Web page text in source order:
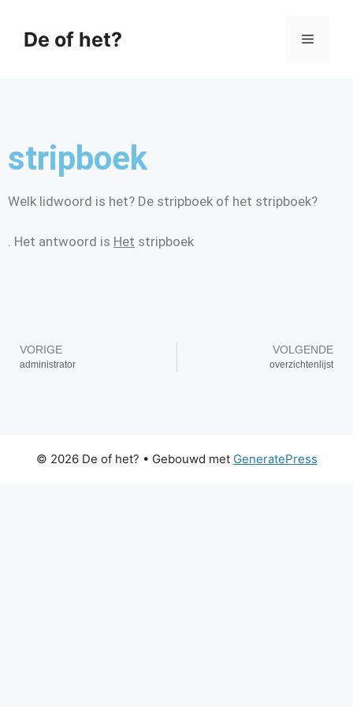
De of het?
stripboek
Welk lidwoord is het? De stripboek of het stripboek?
. Het antwoord is Het stripboek
VORIGE
administrator
VOLGENDE
overzichtenlijst
© 2026 De of het? • Gebouwd met GeneratePress